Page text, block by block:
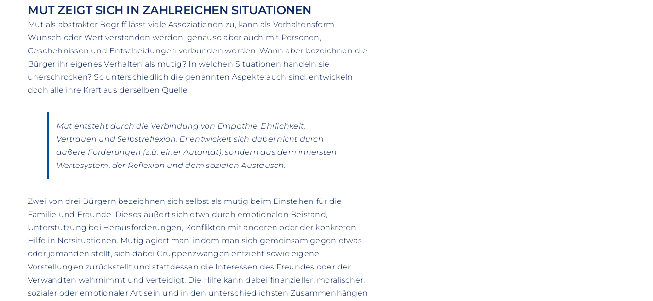
MUT ZEIGT SICH IN ZAHLREICHEN SITUATIONEN
Mut als abstrakter Begriff lässt viele Assoziationen zu, kann als Verhaltensform,
Wunsch oder Wert verstanden werden, genauso aber auch mit Personen,
Geschehnissen und Entscheidungen verbunden werden. Wann aber bezeichnen die
Bürger ihr eigenes Verhalten als mutig? In welchen Situationen handeln sie
unerschrocken? So unterschiedlich die genannten Aspekte auch sind, entwickeln
doch alle ihre Kraft aus derselben Quelle.
Mut entsteht durch die Verbindung von Empathie, Ehrlichkeit,
Vertrauen und Selbstreflexion. Er entwickelt sich dabei nicht durch
äußere Forderungen (z.B. einer Autorität), sondern aus dem innersten
Wertesystem, der Reflexion und dem sozialen Austausch.
Zwei von drei Bürgern bezeichnen sich selbst als mutig beim Einstehen für die
Familie und Freunde. Dieses äußert sich etwa durch emotionalen Beistand,
Unterstützung bei Herausforderungen, Konflikten mit anderen oder der konkreten
Hilfe in Notsituationen. Mutig agiert man, indem man sich gemeinsam gegen etwas
oder jemanden stellt, sich dabei Gruppenzwängen entzieht sowie eigene
Vorstellungen zurückstellt und stattdessen die Interessen des Freundes oder der
Verwandten wahrnimmt und verteidigt. Die Hilfe kann dabei finanzieller, moralischer,
sozialer oder emotionaler Art sein und in den unterschiedlichsten Zusammenhängen